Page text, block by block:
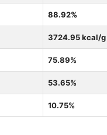
88.92%
3724.95 kcal/g
75.89%
53.65%
10.75%